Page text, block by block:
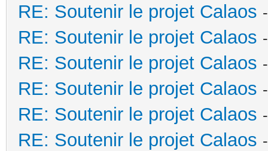
RE: Soutenir le projet Calaos
RE: Soutenir le projet Calaos
RE: Soutenir le projet Calaos
RE: Soutenir le projet Calaos
RE: Soutenir le projet Calaos
RE: Soutenir le projet Calaos